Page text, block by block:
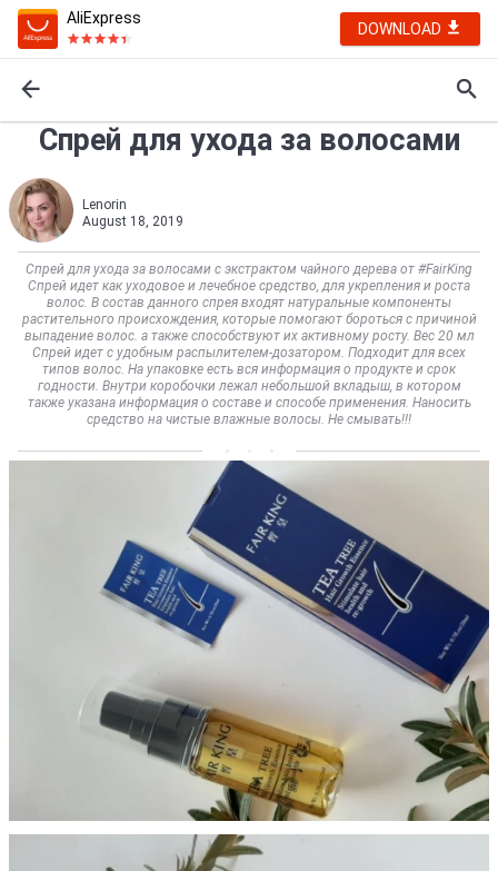
AliExpress
DOWNLOAD
Спрей для ухода за волосами
Lenorin
August 18, 2019
Спрей для ухода за волосами с экстрактом чайного дерева от #FairKing
Спрей идет как уходовое и лечебное средство, для укрепления и роста
волос. В состав данного спрея входят натуральные компоненты
растительного происхождения, которые помогают бороться с причиной
выпадение волос. а также способствуют их активному росту. Вес 20 мл
Спрей идет с удобным распылителем-дозатором. Подходит для всех
типов волос. На упаковке есть вся информация о продукте и срок
годности. Внутри коробочки лежал небольшой вкладыш, в котором
также указана информация о составе и способе применения. Наносить
средство на чистые влажные волосы. Не смывать!!!